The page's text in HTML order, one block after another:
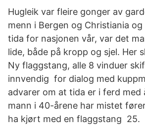
Hugleik var fleire gonger av
menn i Bergen og Christiania
tida for nasjonen vår, var det
lide, både på kropp og sjel. Her
Ny flaggstang, alle 8 vinduer
innvendig for dialog med
advarer om at tida er i ferd med
mann i 40-årene har mistet
ha kjørt med en flaggstang 25.